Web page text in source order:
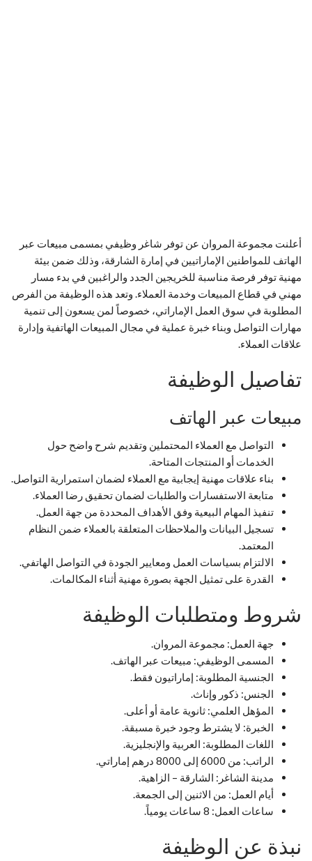
أعلنت مجموعة المروان عن توفر شاغر وظيفي بمسمى مبيعات عبر
الهاتف للمواطنين الإماراتيين في إمارة الشارقة، وذلك ضمن بيئة
مهنية توفر فرصة مناسبة للخريجين الجدد والراغبين في بدء مسار
مهني في قطاع المبيعات وخدمة العملاء. وتعد هذه الوظيفة من الفرص
المطلوبة في سوق العمل الإماراتي، خصوصاً لمن يسعون إلى تنمية
مهارات التواصل وبناء خبرة عملية في مجال المبيعات الهاتفية وإدارة
علاقات العملاء.
تفاصيل الوظيفة
مبيعات عبر الهاتف
التواصل مع العملاء المحتملين وتقديم شرح واضح حول
الخدمات أو المنتجات المتاحة.
بناء علاقات مهنية إيجابية مع العملاء لضمان استمرارية التواصل.
متابعة الاستفسارات والطلبات لضمان تحقيق رضا العملاء.
تنفيذ المهام البيعية وفق الأهداف المحددة من جهة العمل.
تسجيل البيانات والملاحظات المتعلقة بالعملاء ضمن النظام
المعتمد.
الالتزام بسياسات العمل ومعايير الجودة في التواصل الهاتفي.
القدرة على تمثيل الجهة بصورة مهنية أثناء المكالمات.
شروط ومتطلبات الوظيفة
جهة العمل: مجموعة المروان.
المسمى الوظيفي: مبيعات عبر الهاتف.
الجنسية المطلوبة: إماراتيون فقط.
الجنس: ذكور وإناث.
المؤهل العلمي: ثانوية عامة أو أعلى.
الخبرة: لا يشترط وجود خبرة مسبقة.
اللغات المطلوبة: العربية والإنجليزية.
الراتب: من 6000 إلى 8000 درهم إماراتي.
مدينة الشاغر: الشارقة – الزاهية.
أيام العمل: من الاثنين إلى الجمعة.
ساعات العمل: 8 ساعات يومياً.
نبذة عن الوظيفة